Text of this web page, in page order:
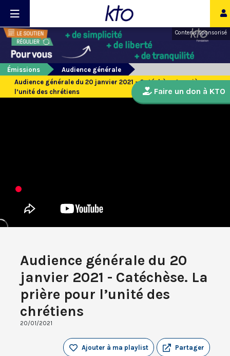
Contenu sponsorisé
Émissions
Audience générale
Audience générale du 20 janvier 2021 - Catéchèse. La prière pour
l’unité des chrétiens
Audience générale du 20
janvier 2021 - Catéchèse. La
prière pour l’unité des
chrétiens
20/01/2021
Partager
Ajouter à ma playlist
Faire un don à KTO